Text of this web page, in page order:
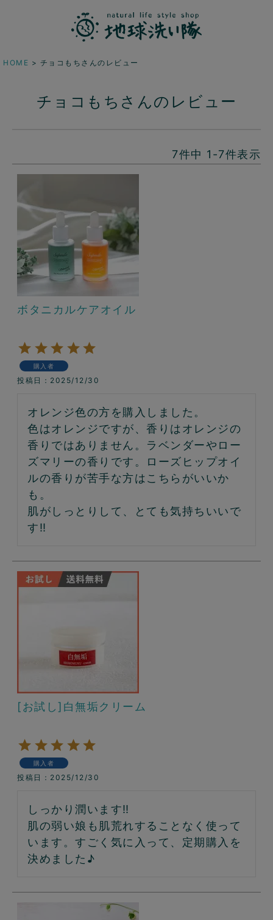
HOME チョコもちさんのレビュー
チョコもちさんのレビュー
7件中 1 -7件表示
ボタニカルケアオイル
購入者
投稿日 2025/12/30
オレンジ色の方を購入しました。
色はオレンジですが、香りはオレンジの
香りではありません。ラベンダーやロー
ズマリーの香りです。ローズヒップオイ
ルの香りが苦手な方はこちらがいいか
も。
肌がしっとりして、とても気持ちいいで
す‼︎
[お試し]白無垢クリーム
購入者
投稿日 2025/12/30
しっかり潤います‼︎
肌の弱い娘も肌荒れすることなく使って
います。すごく気に入って、定期購入を
決めました♪